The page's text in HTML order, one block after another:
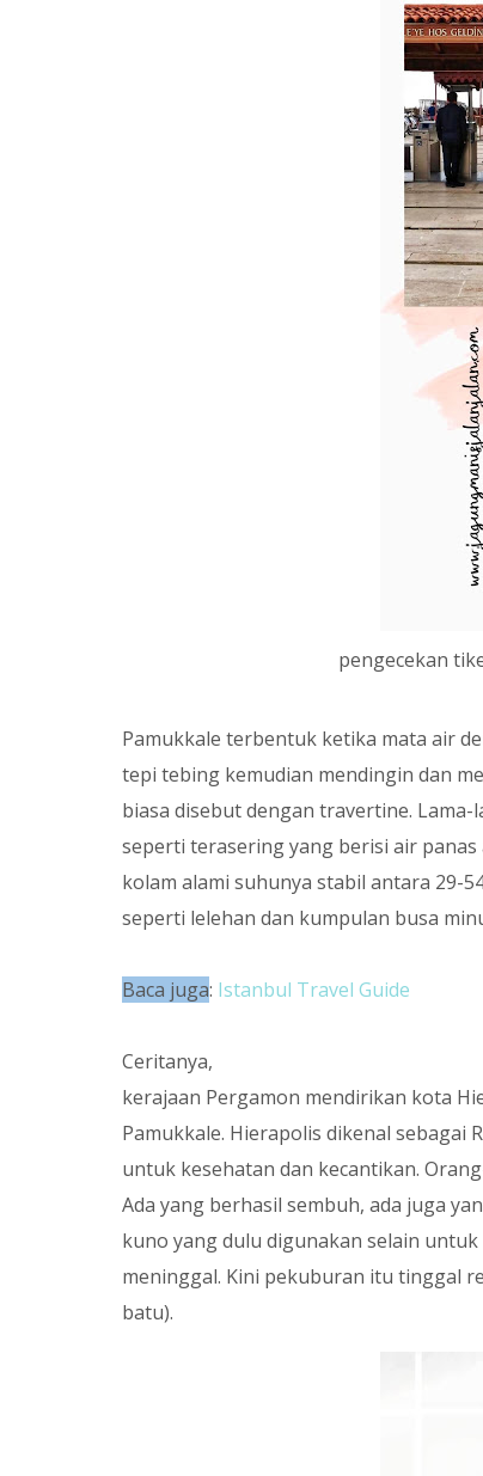
pengecekan
Pamukkale terbentuk ketika mata air
tepi tebing kemudian mendingin dan
biasa disebut dengan travertine.
seperti terasering yang berisi air panas
kolam alami suhunya stabil antara 29-
seperti lelehan dan kumpulan busa
Baca juga: Istanbul Travel Guide
Ceritanya,
kerajaan Pergamon mendirikan kota
Pamukkale. Hierapolis dikenal sebagai
untuk kesehatan dan kecantikan.
Ada yang berhasil sembuh, ada juga
kuno yang dulu digunakan selain
meninggal. Kini pekuburan itu tinggal
batu).